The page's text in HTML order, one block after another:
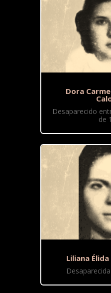
Dora
Desaparecido
de
Liliana